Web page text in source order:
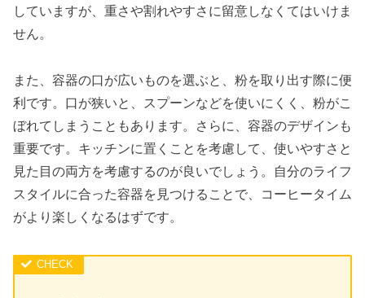
していますが、重さや割れやすさに留意しなくてはいけま
せん。
また、容器の口が広いものを選ぶと、粉を取り出す際に便
利です。口が狭いと、スプーンなどを使いにくく、粉がこ
ぼれてしまうこともあります。さらに、容器のデザインも
重要です。キッチンに置くことを考慮して、使いやすさと
見た目の両方を考慮するのが良いでしょう。自分のライフ
スタイルに合った容器を見つけることで、コーヒータイム
がより楽しくなるはずです。